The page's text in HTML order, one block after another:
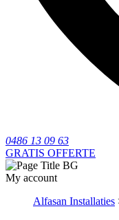
0486 13 09 63
GRATIS OFFERTE
My account
Alfasan Installaties